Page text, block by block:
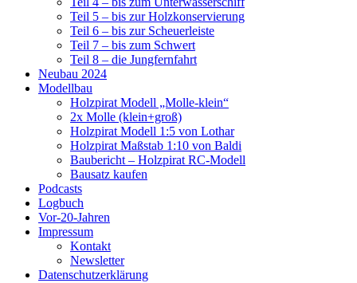
Teil 5 – bis zur Holzkonservierung
Teil 6 – bis zur Scheuerleiste
Teil 7 – bis zum Schwert
Teil 8 – die Jungfernfahrt
Neubau 2024
Modellbau
Holzpirat Modell „Molle-klein“
2x Molle (klein+groß)
Holzpirat Modell 1:5 von Lothar
Holzpirat Maßstab 1:10 von Baldi
Baubericht – Holzpirat RC-Modell
Bausatz kaufen
Podcasts
Logbuch
Vor-20-Jahren
Impressum
Kontakt
Newsletter
Datenschutzerklärung